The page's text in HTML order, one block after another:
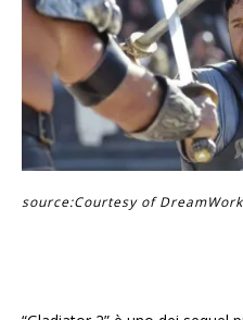
source:Courtesy of